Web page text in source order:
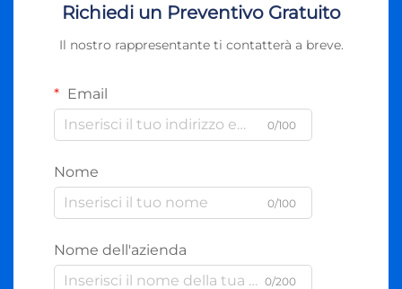
Richiedi un Preventivo Gratuito
Il nostro rappresentante ti contatterà a breve.
Email
0/100
Nome
0/100
Nome dell'azienda
0/200